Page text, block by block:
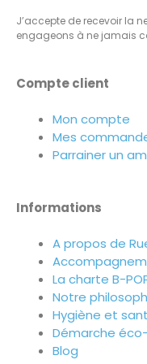
J’accepte de recevoir la
engageons à ne jamais
Compte client
Mon compte
Mes
Parrainer un
Informations
A propos de
La charte B-
Notre
Hygiène et
Démarche
Blog